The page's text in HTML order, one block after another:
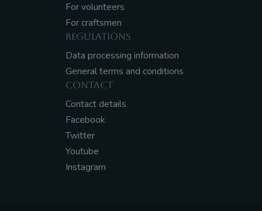
For volunteers
For craftsmen
REGULATIONS
Data processing information
General terms and conditions
CONTACT
Contact details
Facebook
Twitter
Youtube
Instagram